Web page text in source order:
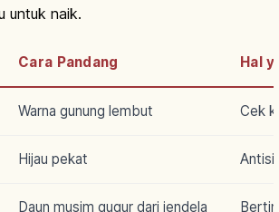
untuk naik.
Cara Pandang Hal
Warna gunung lembut Cek
Hijau pekat
Daun musim gugur dari jendela